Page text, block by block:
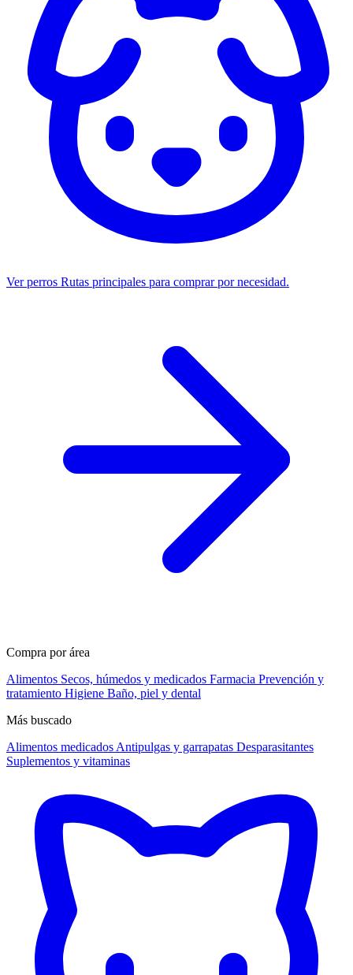
Ver perros Rutas principales para comprar por necesidad.
Compra por área
Alimentos Secos, húmedos y medicados Farmacia Prevención y
tratamiento Higiene Baño, piel y dental
Más buscado
Alimentos medicados Antipulgas y garrapatas Desparasitantes
Suplementos y vitaminas